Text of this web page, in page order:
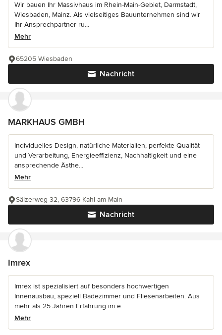
Wir bauen Ihr Massivhaus im Rhein-Main-Gebiet, Darmstadt,
Wiesbaden, Mainz. Als vielseitiges Bauunternehmen sind wir
Ihr Ansprechpartner ru...
Mehr
Nachricht
65205 Wiesbaden
MARKHAUS GMBH
Individuelles Design, natürliche Materialien, perfekte Qualität
und Verarbeitung, Energieeffizienz, Nachhaltigkeit und eine
ansprechende Ästhe...
Mehr
Nachricht
Sälzerweg 32, 63796 Kahl am Main
Imrex
Imrex ist spezialisiert auf besonders hochwertigen
Innenausbau, speziell Badezimmer und Fliesenarbeiten. Aus
mehr als 25 Jahren Erfahrung im e...
Mehr